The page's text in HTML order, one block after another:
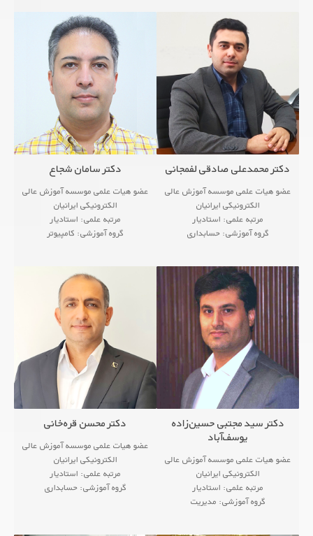
<!--زمینه های پژوهشی
● Anal
...
دکتر محمدعلی صادقی لفمجانی
عضو هیات علمی موسسه آموزش عالی
الکترونیکی ایرانیان
مرتبه علمی: استادیار
گروه آموزشی: حسابداری
● Analog Electronic Circuits
● Communication Circ
دکتر سامان شجاع
عضو هیات علمی موسسه آموزش عالی
الکترونیکی ایرانیان
مرتبه علمی: استادیار
گروه آموزشی: کامپیوتر
دکتر سید مجتبی حسین‌زاده
یوسف‌آباد
عضو هیات علمی موسسه آموزش عالی
الکترونیکی ایرانیان
مرتبه علمی: استادیار
گروه آموزشی: مدیریت
دکتر محسن قره‌خانی
عضو هیات علمی موسسه آموزش عالی
الکترونیکی ایرانیان
مرتبه علمی: استادیار
گروه آموزشی: حسابداری